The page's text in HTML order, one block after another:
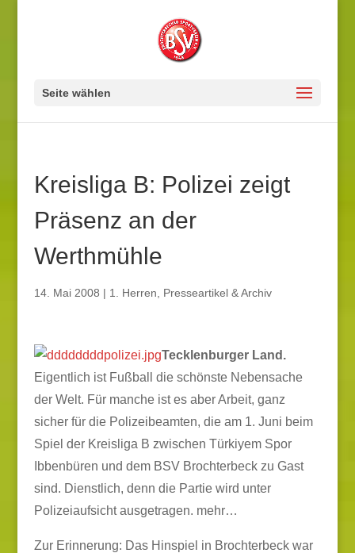
Seite wählen
Kreisliga B: Polizei zeigt
Präsenz an der
Werthmühle
14. Mai 2008 | 1. Herren Presseartikel & Archiv
Tecklenburger Land.
Eigentlich ist Fußball die schönste Nebensache
der Welt. Für manche ist es aber Arbeit, ganz
sicher für die Polizeibeamten, die am 1. Juni beim
Spiel der Kreisliga B zwischen Türkiyem Spor
Ibbenbüren und dem BSV Brochterbeck zu Gast
sind. Dienstlich, denn die Partie wird unter
Polizeiaufsicht ausgetragen. mehr…
Zur Erinnerung: Das Hinspiel in Brochterbeck war